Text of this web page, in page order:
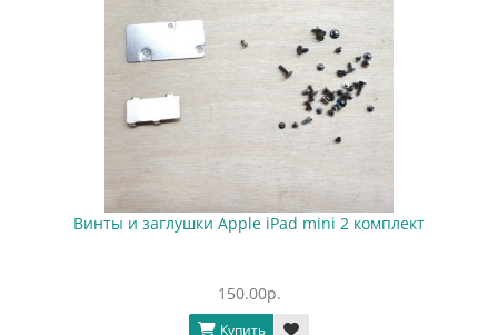
Винты и заглушки Apple iPad mini 2 комплект
150.00р.
Купить